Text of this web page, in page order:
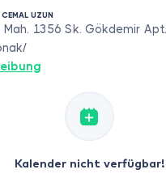
UZUN
Mah. 1356 Sk. Gökdemir
Kalender nicht verfügbar!